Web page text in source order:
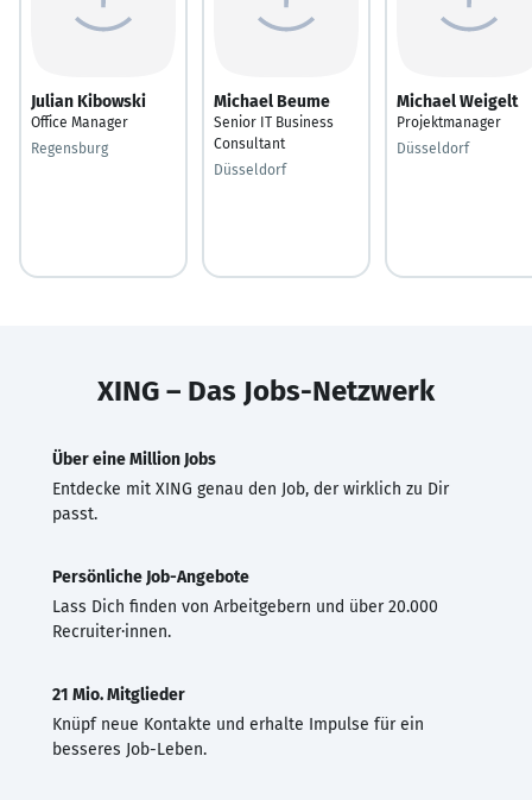
Julian Kibowski
Office Manager
Regensburg
Michael Beume
Senior IT Business
Consultant
Düsseldorf
Michael Weigelt
Projektmanager
Düsseldorf
XING – Das Jobs-Netzwerk
Über eine Million Jobs
Entdecke mit XING genau den Job, der wirklich zu Dir
passt.
Persönliche Job-Angebote
Lass Dich finden von Arbeitgebern und über 20.000
Recruiter·innen.
21 Mio. Mitglieder
Knüpf neue Kontakte und erhalte Impulse für ein
besseres Job-Leben.